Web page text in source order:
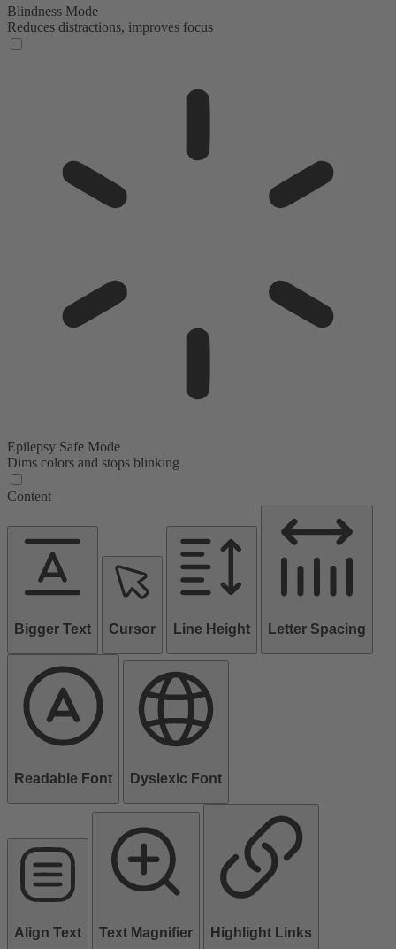
Blindness Mode
Reduces distractions, improves focus
Epilepsy Safe Mode
Dims colors and stops blinking
Content
Bigger Text Cursor Line Height Letter Spacing
Readable Font Dyslexic Font
Align Text Text Magnifier Highlight Links